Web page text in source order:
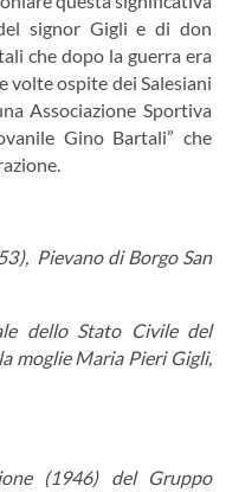
signor Gigli e di don
che dopo la guerra era
volte ospite dei Salesiani
Associazione Sportiva
Gino Bartali” che
Pievano di Borgo San
dello Stato Civile del
moglie Maria Pieri Gigli,
(1946) del Gruppo